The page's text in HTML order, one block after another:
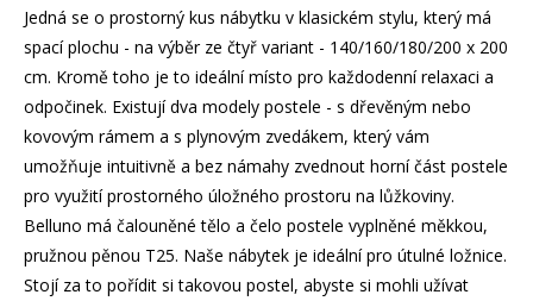
Jedná se o prostorný kus nábytku v klasickém stylu, který má
spací plochu - na výběr ze čtyř variant - 140/160/180/200 x 200
cm. Kromě toho je to ideální místo pro každodenní relaxaci a
odpočinek. Existují dva modely postele - s dřevěným nebo
kovovým rámem a s plynovým zvedákem, který vám
umožňuje intuitivně a bez námahy zvednout horní část postele
pro využití prostorného úložného prostoru na lůžkoviny.
Belluno má čalouněné tělo a čelo postele vyplněné měkkou,
pružnou pěnou T25. Naše nábytek je ideální pro útulné ložnice.
Stojí za to pořídit si takovou postel, abyste si mohli užívat